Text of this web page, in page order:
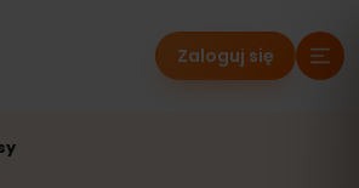
Zaloguj się